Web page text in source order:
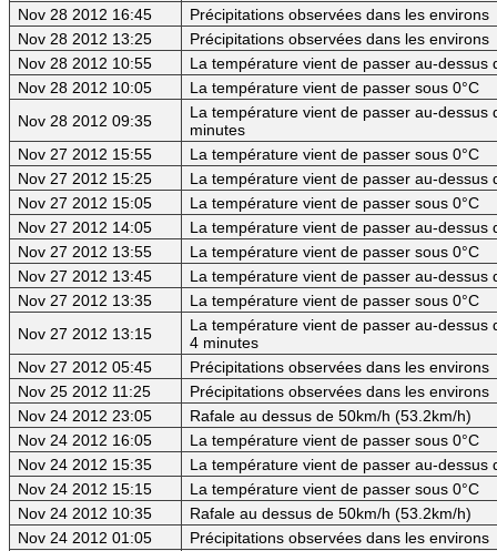
Nov 28 2012 16:45
Précipitations observées dans les environs
Nov 28 2012 13:25
Précipitations observées dans les environs
Nov 28 2012 10:55
La température vient de passer au-
Nov 28 2012 10:05
La température vient de passer sous 0°C
Nov 28 2012 09:35
La température vient de passer au-
minutes
Nov 27 2012 15:55
La température vient de passer sous 0°C
Nov 27 2012 15:25
La température vient de passer au-
Nov 27 2012 15:05
La température vient de passer sous 0°C
Nov 27 2012 14:05
La température vient de passer au-
Nov 27 2012 13:55
La température vient de passer sous 0°C
Nov 27 2012 13:45
La température vient de passer au-
Nov 27 2012 13:35
La température vient de passer sous 0°C
Nov 27 2012 13:15
La température vient de passer au-
4 minutes
Nov 27 2012 05:45
Précipitations observées dans les environs
Nov 25 2012 11:25
Précipitations observées dans les environs
Nov 24 2012 23:05
Rafale au dessus de 50km/h (53.2km/h)
Nov 24 2012 16:05
La température vient de passer sous 0°C
Nov 24 2012 15:35
La température vient de passer au-
Nov 24 2012 15:15
La température vient de passer sous 0°C
Nov 24 2012 10:35
Rafale au dessus de 50km/h (53.2km/h)
Nov 24 2012 01:05
Précipitations observées dans les environs